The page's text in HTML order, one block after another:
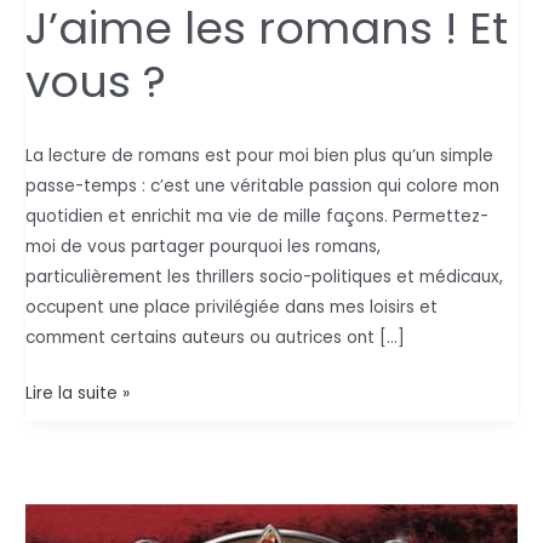
J’aime les romans ! Et
vous ?
La lecture de romans est pour moi bien plus qu’un simple
passe-temps : c’est une véritable passion qui colore mon
quotidien et enrichit ma vie de mille façons. Permettez-
moi de vous partager pourquoi les romans,
particulièrement les thrillers socio-politiques et médicaux,
occupent une place privilégiée dans mes loisirs et
comment certains auteurs ou autrices ont […]
J’aime
Et
Lire la suite »